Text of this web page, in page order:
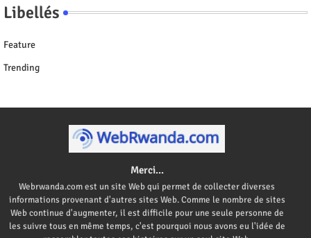
Libellés
Feature
Trending
Merci...
Webrwanda.com est un site Web qui permet de collecter diverses
informations provenant d'autres sites Web. Comme le nombre de sites
Web continue d'augmenter, il est difficile pour une seule personne de
les suivre tous en même temps, c'est pourquoi nous avons eu l'idée de